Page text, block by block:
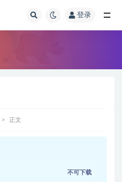
登录
正文
不可下载